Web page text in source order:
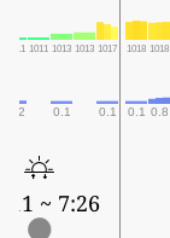
1018
1018
1017
1013
1013
1011
1011
0.8
0.1
0.1
0.1
0.2
7:26 ~ 18:11